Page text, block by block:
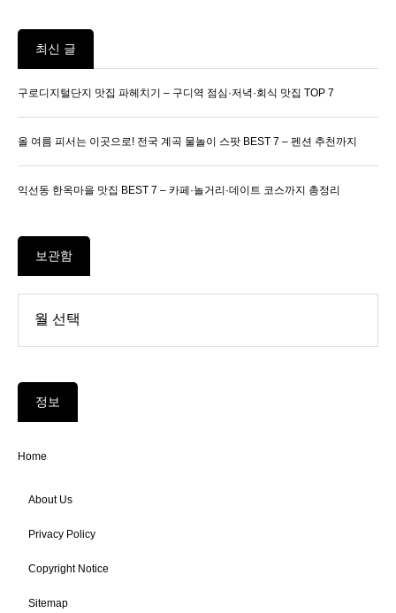
최신 글
구로디지털단지 맛집 파헤치기 – 구디역 점심·저녁·회식 맛집 TOP 7
올 여름 피서는 이곳으로! 전국 계곡 물놀이 스팟 BEST 7 – 펜션 추천까지
익선동 한옥마을 맛집 BEST 7 – 카페·놀거리·데이트 코스까지 총정리
보관함
정보
Home
About Us
Privacy Policy
Copyright Notice
Sitemap